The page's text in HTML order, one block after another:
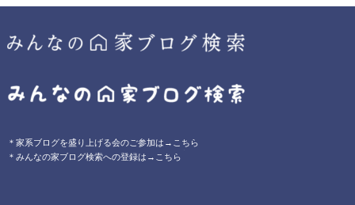
＊家系ブログを盛り上げる会のご参加は→こちら
＊みんなの家ブログ検索への登録は→こちら